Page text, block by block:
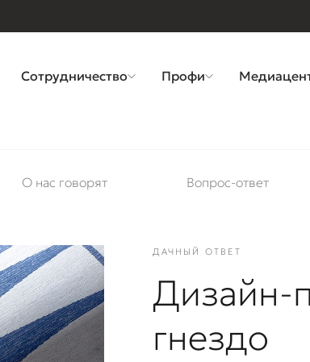
Сотрудничество Профи
О нас говорят Вопрос-ответ
ДАЧНЫЙ ОТВЕТ
Дизайн-
гнездо